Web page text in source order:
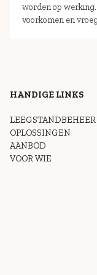
worden op
voorkomen en
HANDIGE LINKS
LEEGSTANDBEHEER
OPLOSSINGEN
AANBOD
VOOR WIE